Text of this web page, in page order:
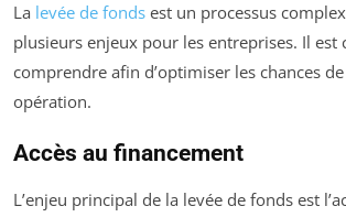
La levée de fonds est un processus
plusieurs enjeux pour les entreprises. Il est
comprendre afin d’optimiser les chances
opération.
Accès au financement
L’enjeu principal de la levée de fonds est